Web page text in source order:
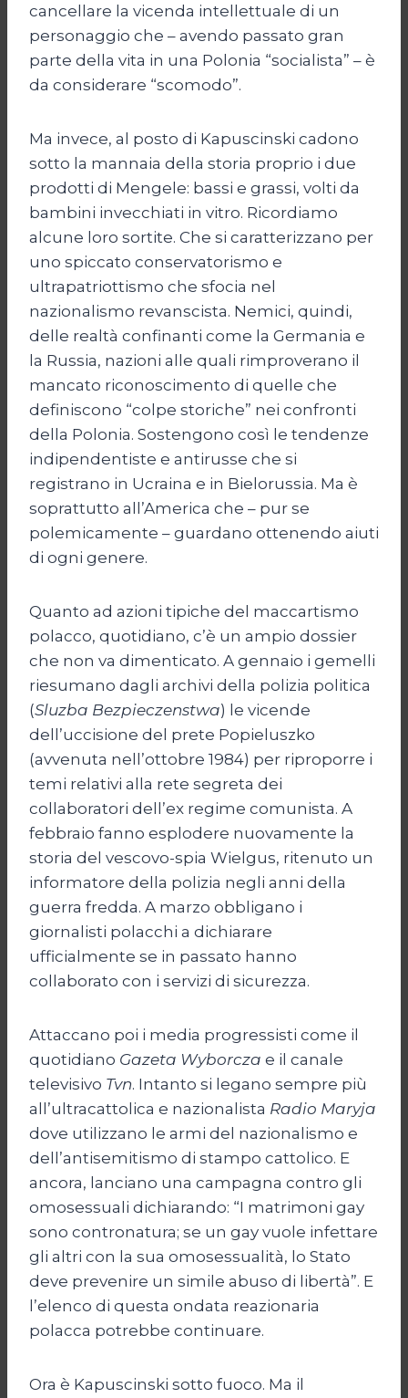
cancellare la vicenda intellettuale di un
personaggio che – avendo passato gran
parte della vita in una Polonia “socialista” – è
da considerare “scomodo”.
Ma invece, al posto di Kapuscinski cadono
sotto la mannaia della storia proprio i due
prodotti di Mengele: bassi e grassi, volti da
bambini invecchiati in vitro. Ricordiamo
alcune loro sortite. Che si caratterizzano per
uno spiccato conservatorismo e
ultrapatriottismo che sfocia nel
nazionalismo revanscista. Nemici, quindi,
delle realtà confinanti come la Germania e
la Russia, nazioni alle quali rimproverano il
mancato riconoscimento di quelle che
definiscono “colpe storiche” nei confronti
della Polonia. Sostengono così le tendenze
indipendentiste e antirusse che si
registrano in Ucraina e in Bielorussia. Ma è
soprattutto all’America che – pur se
polemicamente – guardano ottenendo aiuti
di ogni genere.
Quanto ad azioni tipiche del maccartismo
polacco, quotidiano, c’è un ampio dossier
che non va dimenticato. A gennaio i gemelli
riesumano dagli archivi della polizia politica
(Sluzba Bezpieczenstwa) le vicende
dell’uccisione del prete Popieluszko
(avvenuta nell’ottobre 1984) per riproporre i
temi relativi alla rete segreta dei
collaboratori dell’ex regime comunista. A
febbraio fanno esplodere nuovamente la
storia del vescovo-spia Wielgus, ritenuto un
informatore della polizia negli anni della
guerra fredda. A marzo obbligano i
giornalisti polacchi a dichiarare
ufficialmente se in passato hanno
collaborato con i servizi di sicurezza.
Attaccano poi i media progressisti come il
quotidiano Gazeta Wyborcza e il canale
televisivo Tvn. Intanto si legano sempre più
all’ultracattolica e nazionalista Radio Maryja
dove utilizzano le armi del nazionalismo e
dell’antisemitismo di stampo cattolico. E
ancora, lanciano una campagna contro gli
omosessuali dichiarando: “I matrimoni gay
sono contronatura; se un gay vuole infettare
gli altri con la sua omosessualità, lo Stato
deve prevenire un simile abuso di libertà”. E
l’elenco di questa ondata reazionaria
polacca potrebbe continuare.
Ora è Kapuscinski sotto fuoco. Ma il